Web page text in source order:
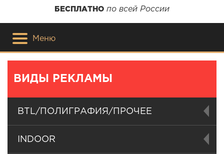
БЕСПЛАТНО по всей России
Меню
ВИДЫ РЕКЛАМЫ
BTL/ПОЛИГРАФИЯ/ПРОЧЕЕ
INDOOR